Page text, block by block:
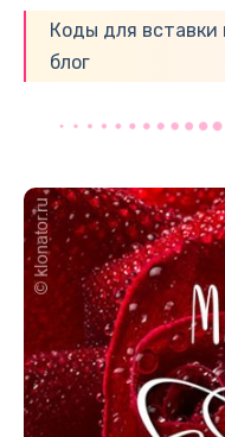
Коды для вставки
блог